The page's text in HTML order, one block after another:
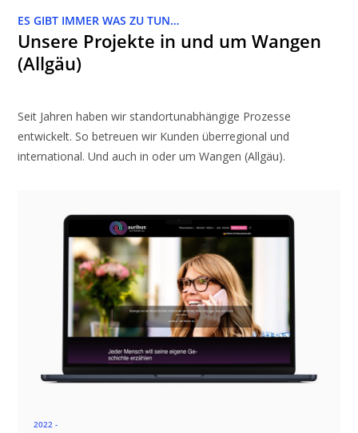
ES GIBT IMMER WAS ZU TUN…
Unsere Projekte in und um Wangen
(Allgäu)
Seit Jahren haben wir standortunabhängige Prozesse
entwickelt. So betreuen wir Kunden überregional und
international. Und auch in oder um Wangen (Allgäu).
2022 -